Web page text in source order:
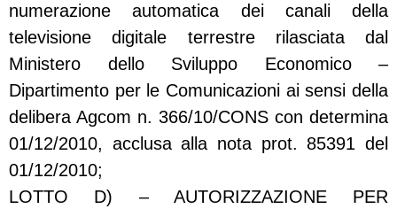
numerazione automatica dei canali della
televisione digitale terrestre rilasciata dal
Ministero dello Sviluppo Economico –
Dipartimento per le Comunicazioni ai sensi della
delibera Agcom n. 366/10/CONS con determina
01/12/2010, acclusa alla nota prot. 85391 del
01/12/2010;
LOTTO D) – AUTORIZZAZIONE PER